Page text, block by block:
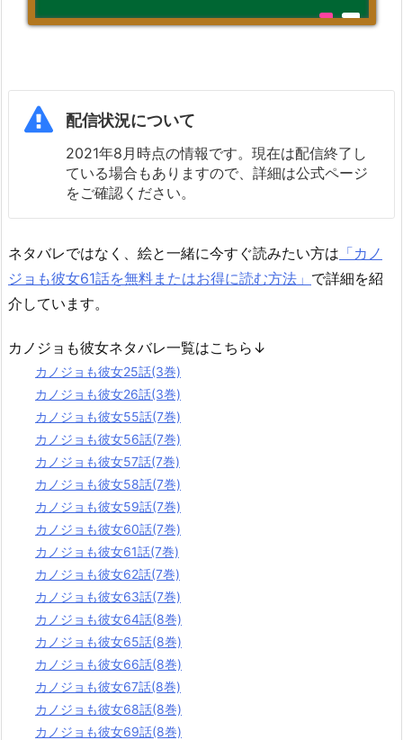
配信状況について
2021年8月時点の情報です。現在は配信終了し
ている場合もありますので、詳細は公式ページ
をご確認ください。
ネタバレではなく、絵と一緒に今すぐ読みたい方は 「カノ
ジョも彼女61話を無料またはお得に読む方法」 で詳細を紹
介しています。
カノジョも彼女ネタバレ一覧はこちら↓
カノジョも彼女25話(3巻)
カノジョも彼女26話(3巻)
カノジョも彼女55話(7巻)
カノジョも彼女56話(7巻)
カノジョも彼女57話(7巻)
カノジョも彼女58話(7巻)
カノジョも彼女59話(7巻)
カノジョも彼女60話(7巻)
カノジョも彼女61話(7巻)
カノジョも彼女62話(7巻)
カノジョも彼女63話(7巻)
カノジョも彼女64話(8巻)
カノジョも彼女65話(8巻)
カノジョも彼女66話(8巻)
カノジョも彼女67話(8巻)
カノジョも彼女68話(8巻)
カノジョも彼女69話(8巻)